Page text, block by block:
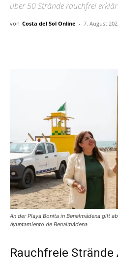
über 50 Strände rauchfrei
von Costa del Sol Online - 7. August
An der Playa Bonita in Benalmádena gilt
Ayuntamiento de Benalmádena
Rauchfreie Strände